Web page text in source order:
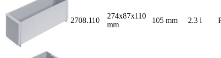
2708.110
274x87x110
mm
105 mm 2.3 l